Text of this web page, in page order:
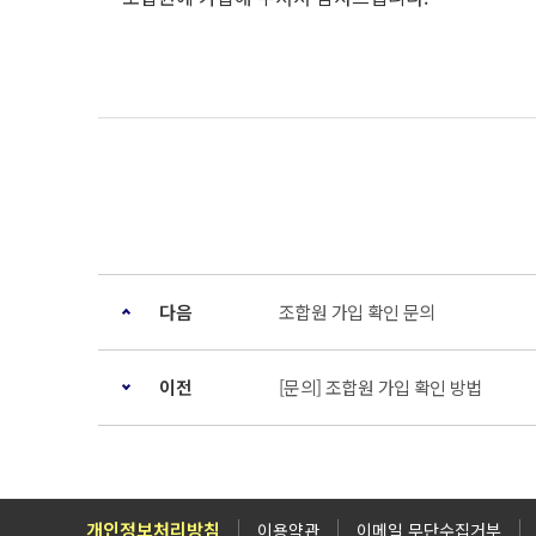
다음 조합원 가입 확인 문의
이전 [문의] 조합원 가입 확인 방법
개인정보처리방침 이용약관 이메일 무단수집거부